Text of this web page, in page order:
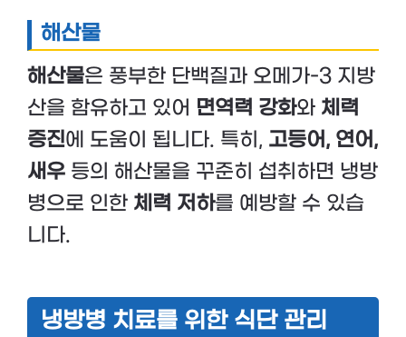
해산물
해산물은 풍부한 단백질과 오메가-3 지방
산을 함유하고 있어 면역력 강화와 체력
증진에 도움이 됩니다. 특히, 고등어, 연어,
새우 등의 해산물을 꾸준히 섭취하면 냉방
병으로 인한 체력 저하를 예방할 수 있습
니다.
냉방병 치료를 위한 식단 관리